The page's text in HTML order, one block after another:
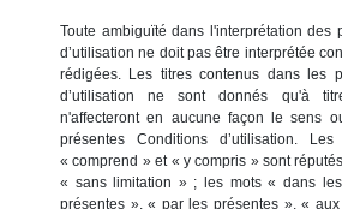
Toute ambiguïté dans l'interprétation des
d’utilisation ne doit pas être interprétée
rédigées. Les titres contenus dans les
d’utilisation ne sont donnés qu'à
n'affecteront en aucune façon le sens
présentes Conditions d’utilisation.
« comprend » et « y compris » sont
« sans limitation » ; les mots « dans
présentes », « par les présentes », «